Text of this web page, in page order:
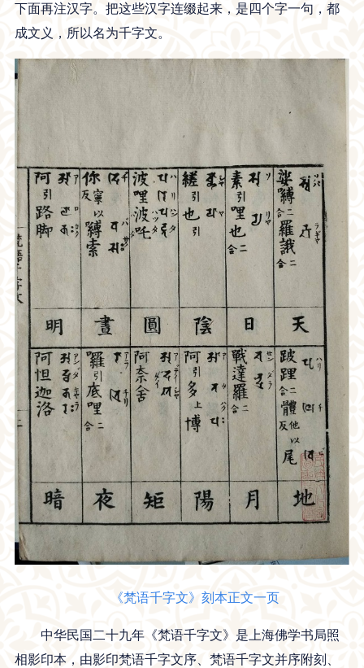
下面再注汉字。把这些汉字连缀起来，是四个字一句，都
成文义，所以名为千字文。
《梵语千字文》刻本正文一页
中华民国二十九年《梵语千字文》是上海佛学书局照
相影印本，由影印梵语千字文序、梵语千字文并序附刻、